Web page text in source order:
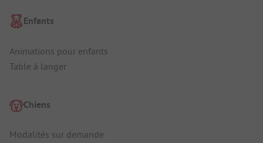
Enfants
Animations pour enfants
Table à langer
Chiens
Modalités sur demande